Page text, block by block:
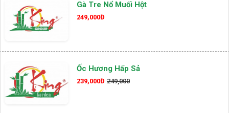
Gà Tre Nổ Muối Hột
249,000Đ
Ốc Hương Hấp Sả
239,000Đ 249,000